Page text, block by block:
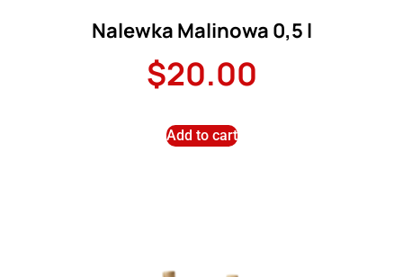
Nalewka Malinowa 0,5 l
$20.00
Add to cart